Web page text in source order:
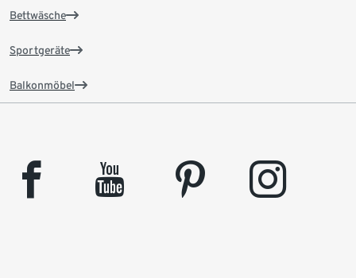
Bettwäsche
Sportgeräte
Balkonmöbel
facebook youtube pinterest instagram